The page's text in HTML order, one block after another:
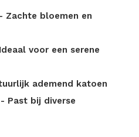
- Zachte bloemen en
voor een serene
ademend katoen
- Past bij diverse